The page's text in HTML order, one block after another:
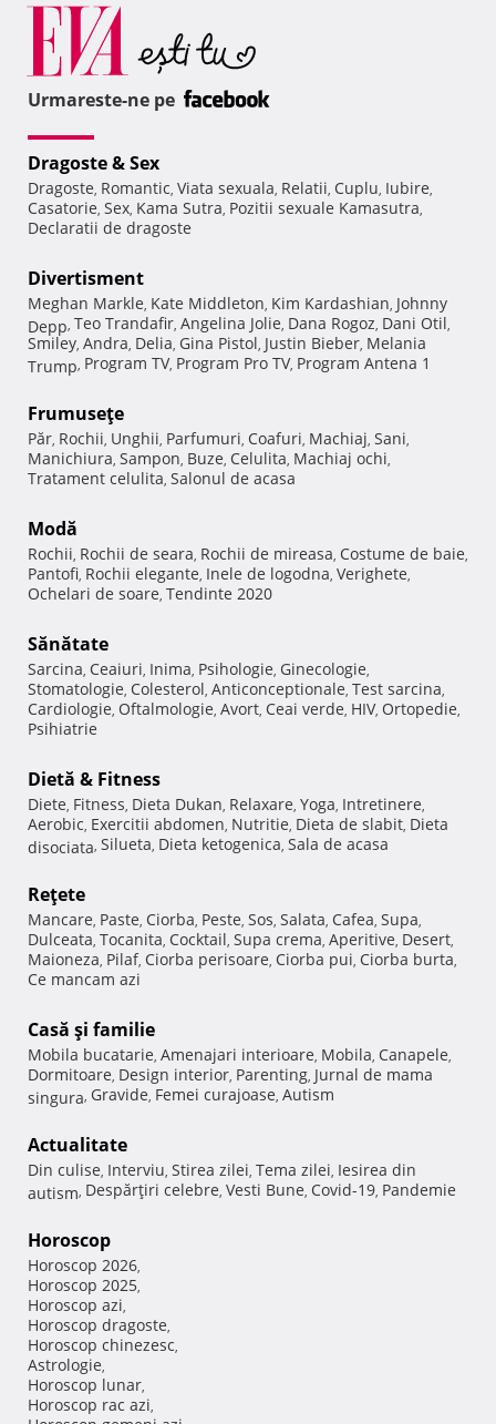
Urmareste-ne pe
Dragoste & Sex
Dragoste, Romantic, Viata sexuala, Relatii, Cuplu, Iubire,
Casatorie, Sex, Kama Sutra, Pozitii sexuale Kamasutra,
Declaratii de dragoste
Divertisment
Meghan Markle, Kate Middleton, Kim Kardashian, Johnny
Depp, Teo Trandafir, Angelina Jolie, Dana Rogoz, Dani Otil,
Smiley, Andra, Delia, Gina Pistol, Justin Bieber, Melania
Trump, Program TV, Program Pro TV, Program Antena 1
Frumuseţe
Păr, Rochii, Unghii, Parfumuri, Coafuri, Machiaj, Sani,
Manichiura, Sampon, Buze, Celulita, Machiaj ochi,
Tratament celulita, Salonul de acasa
Modă
Rochii, Rochii de seara, Rochii de mireasa, Costume de baie,
Pantofi, Rochii elegante, Inele de logodna, Verighete,
Ochelari de soare, Tendinte 2020
Sănătate
Sarcina, Ceaiuri, Inima, Psihologie, Ginecologie,
Stomatologie, Colesterol, Anticonceptionale, Test sarcina,
Cardiologie, Oftalmologie, Avort, Ceai verde, HIV, Ortopedie,
Psihiatrie
Dietă & Fitness
Diete, Fitness, Dieta Dukan, Relaxare, Yoga, Intretinere,
Aerobic, Exercitii abdomen, Nutritie, Dieta de slabit, Dieta
disociata, Silueta, Dieta ketogenica, Sala de acasa
Reţete
Mancare, Paste, Ciorba, Peste, Sos, Salata, Cafea, Supa,
Dulceata, Tocanita, Cocktail, Supa crema, Aperitive, Desert,
Maioneza, Pilaf, Ciorba perisoare, Ciorba pui, Ciorba burta,
Ce mancam azi
Casă şi familie
Mobila bucatarie, Amenajari interioare, Mobila, Canapele,
Dormitoare, Design interior, Parenting, Jurnal de mama
singura, Gravide, Femei curajoase, Autism
Actualitate
Din culise, Interviu, Stirea zilei, Tema zilei, Iesirea din
autism, Despărţiri celebre, Vesti Bune, Covid-19, Pandemie
Horoscop
Horoscop 2026,
Horoscop 2025,
Horoscop azi,
Horoscop dragoste,
Horoscop chinezesc,
Astrologie,
Horoscop lunar,
Horoscop rac azi,